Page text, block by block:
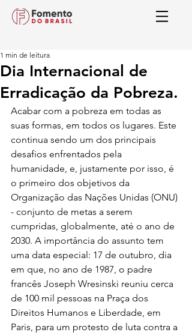
Dia Internacional de
Erradicação da Pobreza.
1 min de leitura
Acabar com a pobreza em todas as
suas formas, em todos os lugares. Este
continua sendo um dos principais
desafios enfrentados pela
humanidade, e, justamente por isso, é
o primeiro dos objetivos da
Organização das Nações Unidas (ONU)
- conjunto de metas a serem
cumpridas, globalmente, até o ano de
2030. A importância do assunto tem
uma data especial: 17 de outubro, dia
em que, no ano de 1987, o padre
francês Joseph Wresinski reuniu cerca
de 100 mil pessoas na Praça dos
Direitos Humanos e Liberdade, em
Paris, para um protesto de luta contra a